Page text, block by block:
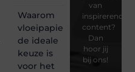
Waarom
vloeipapier
de ideale
keuze is
voor het
van
inspirerende
content?
Dan
hoor jij
bij ons!